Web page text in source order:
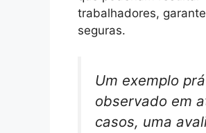
trabalhadores,
seguras.
Um exemplo
observado em
casos, uma